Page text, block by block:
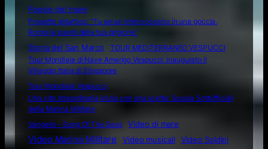
Poesie del mare
Progetto didattico: “Tu sei un intero oceano in una goccia.
Rompi le pareti della tua prigione”
Storia del San Marco
TOUR MEDITERRANEO VESPUCCI
Tour Mondiale di Nave Amerigo Vespucci: inaugurato il
Villaggio Italia di Singapore
Tour Mondiale Vespucci
Una vita straordinaria inizia con una scelta: Scuola Sottufficiali
della Marina Militare
Vangelis – Song Of The Seas
Video di mare
Video Marina Militare Video musicali
Video Soldini